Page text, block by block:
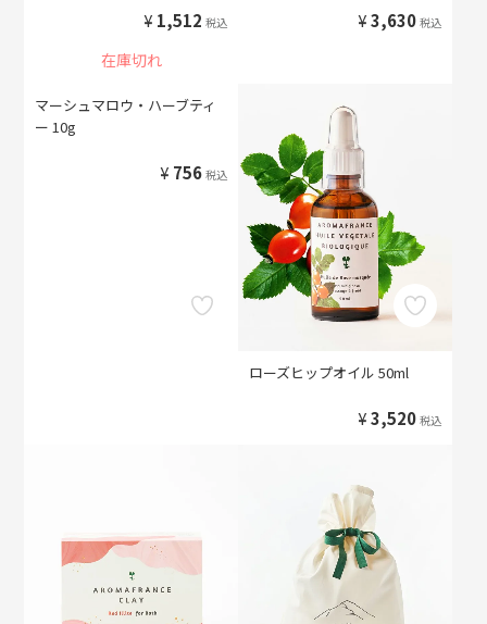
¥ 1,512 税込
在庫切れ
¥3,630 税込
マーシュマロウ・ハーブティ
ー 10g
¥ 756 税込
ローズヒップオイル 50ml
¥3,520 税込